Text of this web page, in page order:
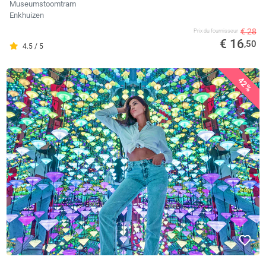
Museumstoomtram
Enkhuizen
4.5 / 5
Prix ​​du fournisseur € 28
€ 16,50
42%